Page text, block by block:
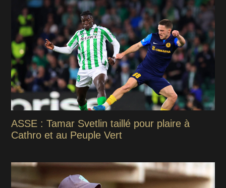
ASSE : Tamar Svetlin taillé pour plaire à
Cathro et au Peuple Vert